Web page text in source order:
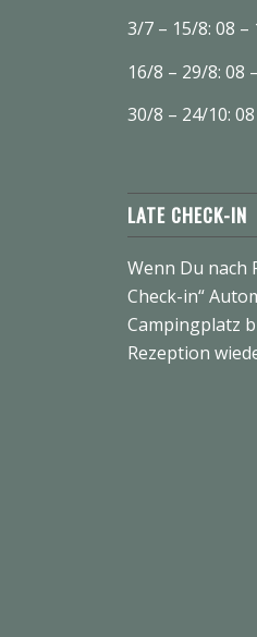
3/7 – 15/8: 08 –
16/8 – 29/8: 08
30/8 – 24/10:
LATE CHECK-IN
Wenn Du nach
Check-in“
Campingplatz
Rezeption